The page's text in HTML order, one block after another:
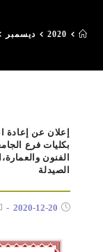
2020 ديسمبر
إعلان عن إعادة
بكليات فرع
الفنون
الصيدلة
2020-12-20